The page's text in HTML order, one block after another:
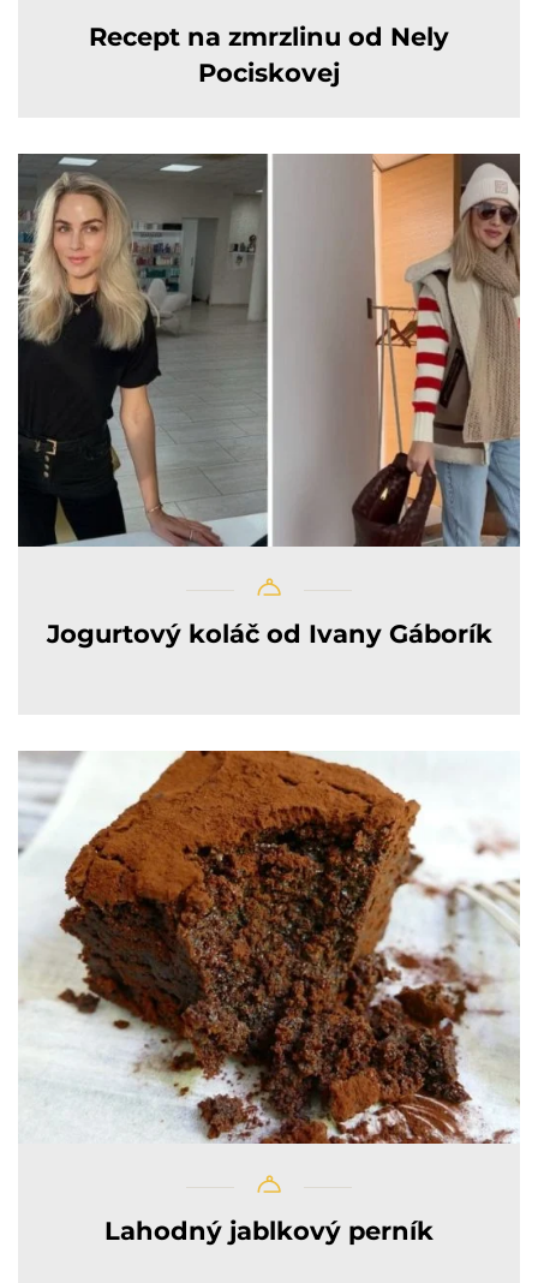
Recept na zmrzlinu od Nely
Pociskovej
Jogurtový koláč od Ivany Gáborík
Lahodný jablkový perník